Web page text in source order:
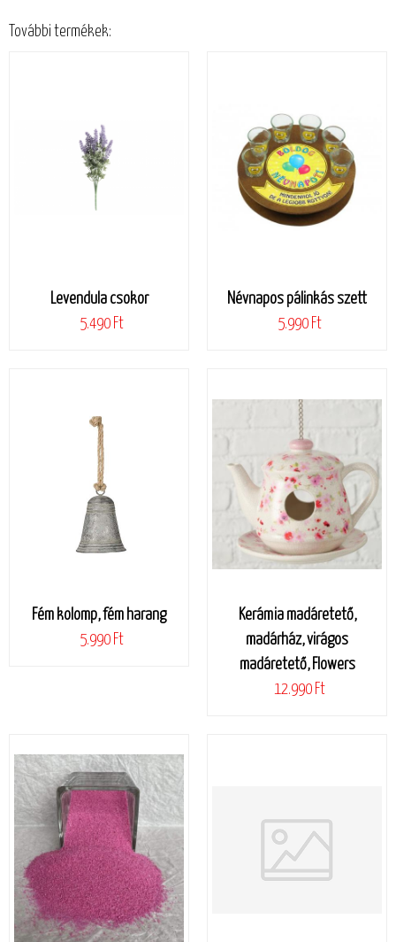
További termékek:
Levendula csokor
5.490 Ft
Névnapos pálinkás szett
5.990 Ft
Fém kolomp, fém harang
5.990 Ft
Kerámia madáretető,
madárház, virágos
madáretető, Flowers
12.990 Ft